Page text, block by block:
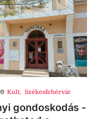
Kult, Székesfehérvár
gondoskodás -